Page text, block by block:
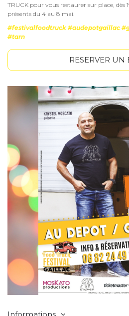
TRUCK pour vous restaurer sur place, dès
présents du 4 au 8 mai.
#festivalfoodtruck #audepotgaillac
#tarn
RESERVER UN